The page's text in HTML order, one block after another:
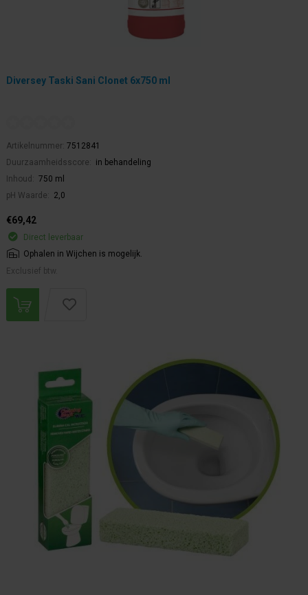
Diversey Taski Sani Clonet 6x750 ml
Artikelnummer: 7512841
Duurzaamheidsscore:
in behandeling
Inhoud:
750 ml
pH Waarde:
2,0
€69,42
Direct leverbaar
Ophalen in Wijchen is mogelijk.
Exclusief btw.